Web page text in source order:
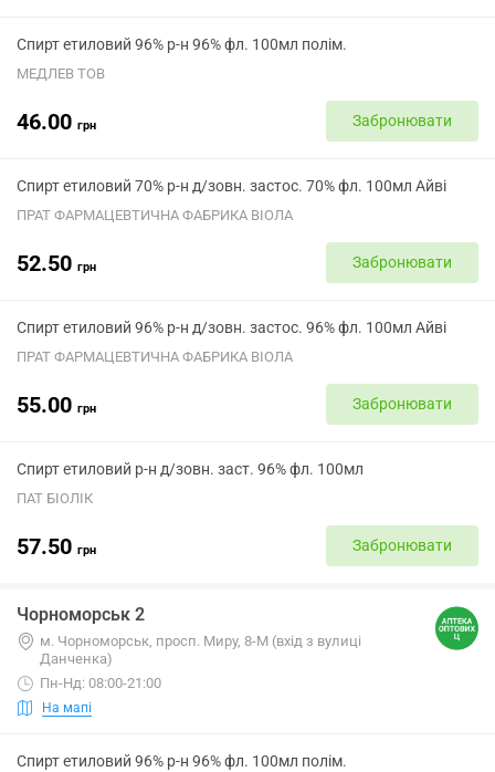
Спирт етиловий 96% р-н 96% фл. 100мл полім.
МЕДЛЕВ ТОВ
46.00 грн Забронювати
Спирт етиловий 70% р-н д/зовн. застос. 70% фл. 100мл Айві
ПРАТ ФАРМАЦЕВТИЧНА ФАБРИКА ВІОЛА
52.50 грн Забронювати
Спирт етиловий 96% р-н д/зовн. застос. 96% фл. 100мл Айві
ПРАТ ФАРМАЦЕВТИЧНА ФАБРИКА ВІОЛА
55.00 грн Забронювати
Спирт етиловий р-н д/зовн. заст. 96% фл. 100мл
ПАТ БІОЛІК
57.50 грн Забронювати
Чорноморськ 2
м. Чорноморськ, просп. Миру, 8-М (вхід з вулиці
Данченка)
Пн-Нд: 08:00-21:00
На мапі
Спирт етиловий 96% р-н 96% фл. 100мл полім.